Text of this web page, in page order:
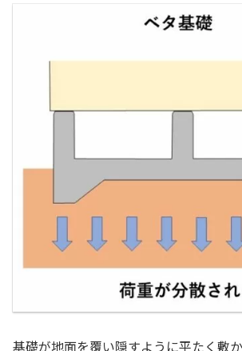
基礎が地面を覆い隠すように平たく敷